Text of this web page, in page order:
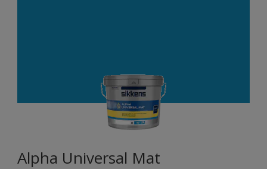
Alpha Universal Mat